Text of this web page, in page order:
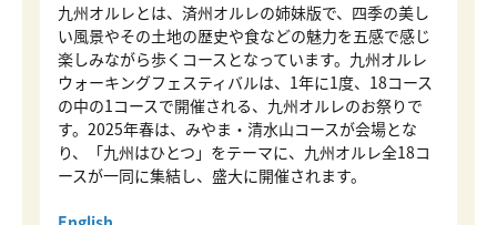
九州オルレとは、済州オルレの姉妹版で、四季の美し
い風景やその土地の歴史や食などの魅力を五感で感じ
楽しみながら歩くコースとなっています。九州オルレ
ウォーキングフェスティバルは、1年に1度、18コース
の中の1コースで開催される、九州オルレのお祭りで
す。2025年春は、みやま・清水山コースが会場とな
り、「九州はひとつ」をテーマに、九州オルレ全18コ
ースが一同に集結し、盛大に開催されます。